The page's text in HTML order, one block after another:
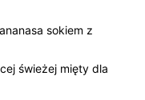
sokiem z
świeżej mięty dla